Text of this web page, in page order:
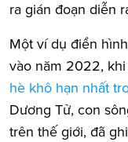
ra gián đoạn diễn
Một ví dụ điển
vào năm 2022,
hè khô hạn nhất
Dương Tử, con
trên thế giới, đã